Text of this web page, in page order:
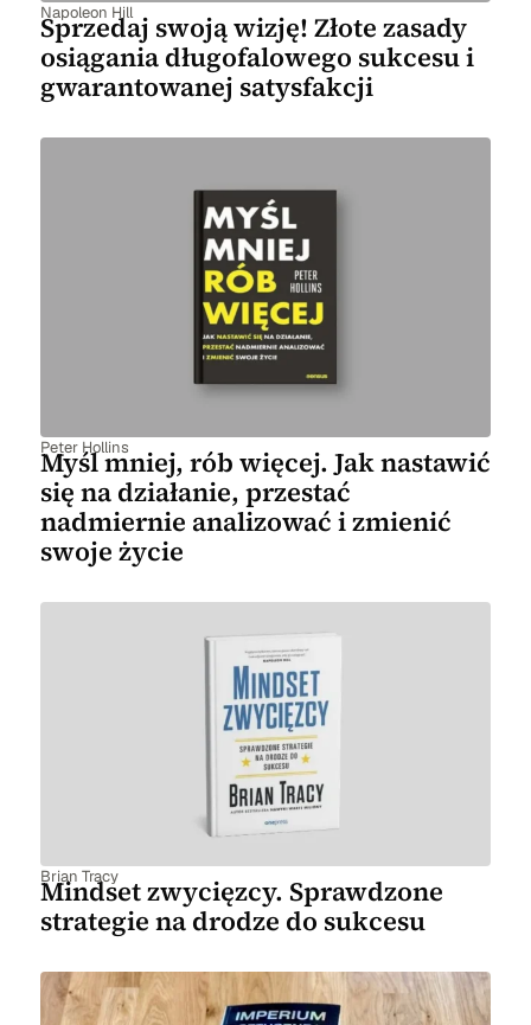
Napoleon Hill
Sprzedaj swoją wizję! Złote zasady
osiągania długofalowego sukcesu i
gwarantowanej satysfakcji
Peter Hollins
Myśl mniej, rób więcej. Jak nastawić
się na działanie, przestać
nadmiernie analizować i zmienić
swoje życie
Brian Tracy
Mindset zwycięzcy. Sprawdzone
strategie na drodze do sukcesu